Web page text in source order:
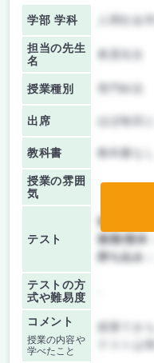
学部 学科
担当の先生
名
授業種別
出席 ほぼ毎回と
教科書 教科書な
授業の雰囲
気
テスト
前期/中間：
後期/期末：
持ち込み：
テストの方
式や難易度
コメント
授業の内容や
学べたこと